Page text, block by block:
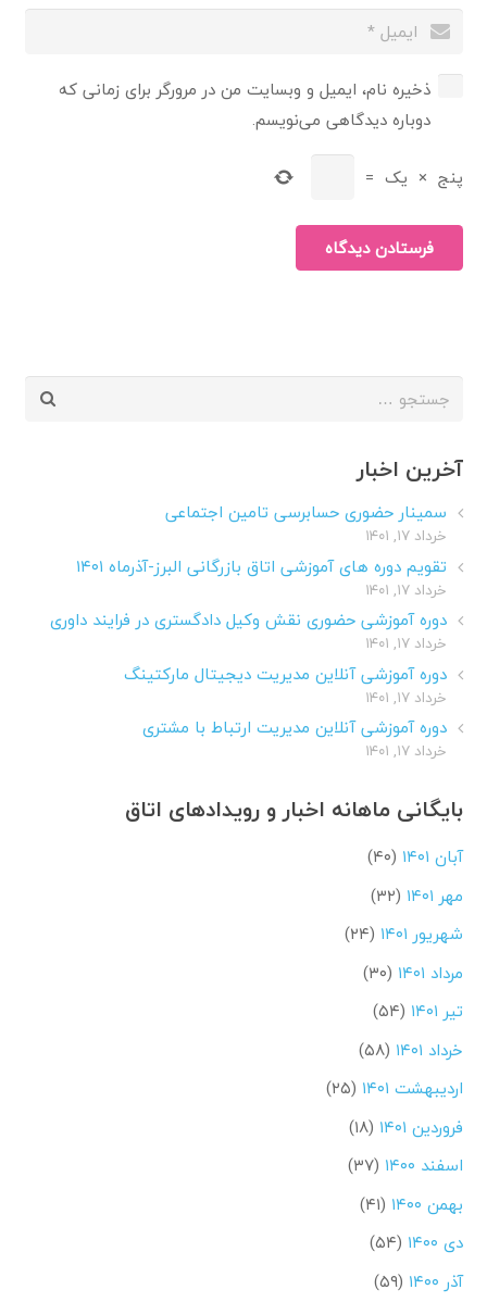
ذخیره نام، ایمیل و وبسایت من در مرورگر برای زمانی که
دوباره دیدگاهی می‌نویسم.
پنج × یک =
فرستادن دیدگاه
جستجو
آخرین اخبار
سمینار حضوری حسابرسی تامین اجتماعی
خرداد ۱۷, ۱۴۰۱
تقویم دوره های آموزشی اتاق بازرگانی البرز-آذرماه ۱۴۰۱
خرداد ۱۷, ۱۴۰۱
دوره آموزشی حضوری نقش وکیل دادگستری در فرایند داوری
خرداد ۱۷, ۱۴۰۱
دوره آموزشی آنلاین مدیریت دیجیتال مارکتینگ
خرداد ۱۷, ۱۴۰۱
دوره آموزشی آنلاین مدیریت ارتباط با مشتری
خرداد ۱۷, ۱۴۰۱
بایگانی ماهانه اخبار و رویدادهای اتاق
آبان ۱۴۰۱
(۴۰)
مهر ۱۴۰۱
(۳۲)
شهریور ۱۴۰۱
(۲۴)
مرداد ۱۴۰۱
(۳۰)
تیر ۱۴۰۱
(۵۴)
خرداد ۱۴۰۱
(۵۸)
اردیبهشت ۱۴۰۱
(۲۵)
فروردین ۱۴۰۱
(۱۸)
اسفند ۱۴۰۰
(۳۷)
بهمن ۱۴۰۰
(۴۱)
دی ۱۴۰۰
(۵۴)
آذر ۱۴۰۰
(۵۹)